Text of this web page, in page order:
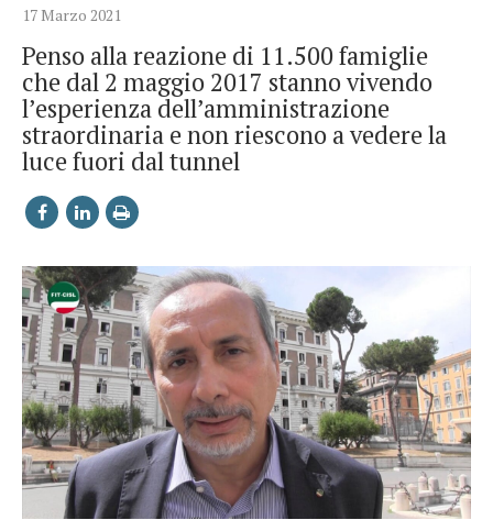
17 Marzo 2021
Penso alla reazione di 11.500 famiglie
che dal 2 maggio 2017 stanno vivendo
l’esperienza dell’amministrazione
straordinaria e non riescono a vedere la
luce fuori dal tunnel